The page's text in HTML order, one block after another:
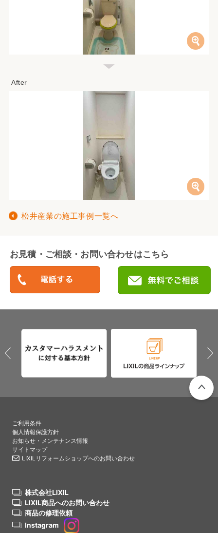
松井産業の施工事例一覧へ
お見積・ご相談・お問い合わせはこちら
ご利用条件
個人情報保護方針
お知らせ・メンテナンス情報
サイトマップ
LIXILリフォームショップへのお問い合わせ
株式会社LIXIL
LIXIL商品へのお問い合わせ
商品の修理依頼
Instagram